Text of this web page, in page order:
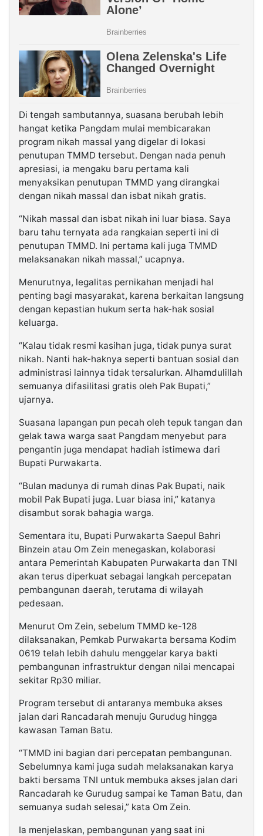
Di tengah sambutannya, suasana berubah lebih
hangat ketika Pangdam mulai membicarakan
program nikah massal yang digelar di lokasi
penutupan TMMD tersebut. Dengan nada penuh
apresiasi, ia mengaku baru pertama kali
menyaksikan penutupan TMMD yang dirangkai
dengan nikah massal dan isbat nikah gratis.
“Nikah massal dan isbat nikah ini luar biasa. Saya
baru tahu ternyata ada rangkaian seperti ini di
penutupan TMMD. Ini pertama kali juga TMMD
melaksanakan nikah massal,” ucapnya.
Menurutnya, legalitas pernikahan menjadi hal
penting bagi masyarakat, karena berkaitan langsung
dengan kepastian hukum serta hak-hak sosial
keluarga.
“Kalau tidak resmi kasihan juga, tidak punya surat
nikah. Nanti hak-haknya seperti bantuan sosial dan
administrasi lainnya tidak tersalurkan. Alhamdulillah
semuanya difasilitasi gratis oleh Pak Bupati,”
ujarnya.
Suasana lapangan pun pecah oleh tepuk tangan dan
gelak tawa warga saat Pangdam menyebut para
pengantin juga mendapat hadiah istimewa dari
Bupati Purwakarta.
“Bulan madunya di rumah dinas Pak Bupati, naik
mobil Pak Bupati juga. Luar biasa ini,” katanya
disambut sorak bahagia warga.
Sementara itu, Bupati Purwakarta Saepul Bahri
Binzein atau Om Zein menegaskan, kolaborasi
antara Pemerintah Kabupaten Purwakarta dan TNI
akan terus diperkuat sebagai langkah percepatan
pembangunan daerah, terutama di wilayah
pedesaan.
Menurut Om Zein, sebelum TMMD ke-128
dilaksanakan, Pemkab Purwakarta bersama Kodim
0619 telah lebih dahulu menggelar karya bakti
pembangunan infrastruktur dengan nilai mencapai
sekitar Rp30 miliar.
Program tersebut di antaranya membuka akses
jalan dari Rancadarah menuju Gurudug hingga
kawasan Taman Batu.
“TMMD ini bagian dari percepatan pembangunan.
Sebelumnya kami juga sudah melaksanakan karya
bakti bersama TNI untuk membuka akses jalan dari
Rancadarah ke Gurudug sampai ke Taman Batu, dan
semuanya sudah selesai,” kata Om Zein.
Ia menjelaskan, pembangunan yang saat ini